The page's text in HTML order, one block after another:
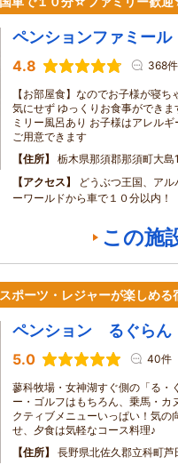
ペンションファミール
4.8 368件
【お部屋食】なのでお子様が寝
気にせず ゆっくりお食事ができ
ミリー風呂あり お子様はアレル
ご用意できます
住所
栃木県那須郡那須町大
アクセス
どうぶつ王国、ア
ーワールドから車で１０分以内！
この施
ポーツ・レジャーが楽しめる
ペンション るぐらん
5.0 40件
蓼科牧場・女神湖すぐ側の「る・
ー・ゴルフはもちろん、乗馬・カ
クティブメニューいっぱい！気の
せ、夕食は気軽なコース料理♪
住所
長野県北佐久郡立科町